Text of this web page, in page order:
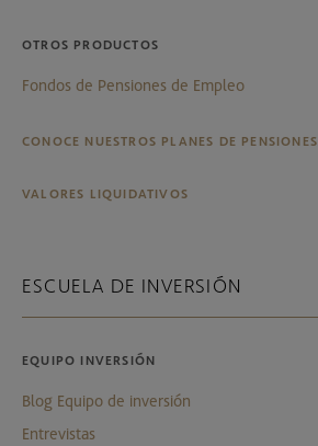
OTROS PRODUCTOS
Fondos de Pensiones de Empleo
CONOCE NUESTROS PLANES DE PENSIONES
VALORES LIQUIDATIVOS
ESCUELA DE INVERSIÓN
EQUIPO INVERSIÓN
Blog Equipo de inversión
Entrevistas